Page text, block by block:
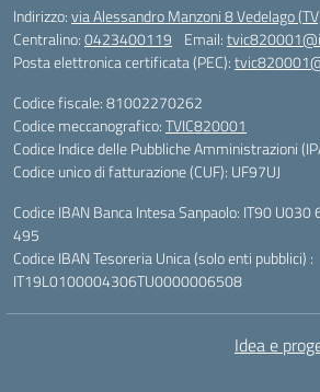
Indirizzo:via Alessandro Manzoni 8 Vedelago
Centralino:0423400119 Email:
Posta elettronica certificata (PEC):
Codice fiscale: 81002270262
Codice meccanografico:TVIC820001
Codice Indice delle Pubbliche Amministrazioni
Codice unico di fatturazione (CUF): UF97UJ
Codice IBAN Banca Intesa Sanpaolo: IT90
495
Codice IBAN Tesoreria Unica (solo enti pubblici) :
IT19L0100004306TU0000006508
Idea e